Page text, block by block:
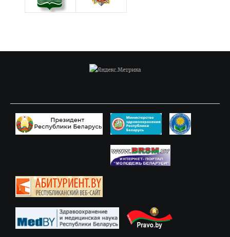
Объявления
Планы и программы интернатуры
Нормативные документы
Школа врача-интерна, провизора-интерна
Материалы для клинических ординаторов в СДО
Контрольные цифры приема
Перечень документов для приема в клиническую
Порядок приема для граждан Республики Беларусь